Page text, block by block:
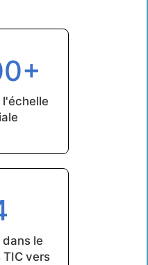
l'échelle
le
vers